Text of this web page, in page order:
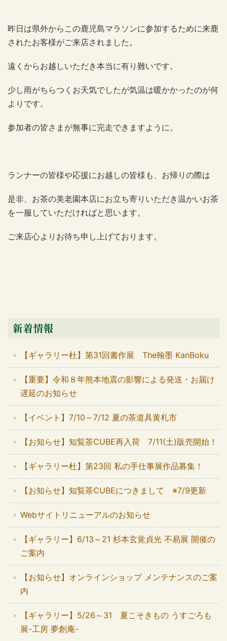
昨日は県外からこの鹿児島マラソンに参加するために来鹿
されたお客様がご来店されました。
遠くからお越しいただき本当に有り難いです。
少し雨がちらつくお天気でしたが気温は暖かかったのが何
よりです。
参加者の皆さまが無事に完走できますように。
ランナーの皆様や応援にお越しの皆様も、お帰りの際は
是非、お茶の美老園本店にお立ち寄りいただき温かいお茶
を一服していただければと思います。
ご来店心よりお待ち申し上げております。
新着情報
【ギャラリー杜】第31回書作展 The翰墨 KanBoku
【重要】令和８年熊本地震の影響による発送・お届け
遅延のお知らせ
【イベント】7/10～7/12 夏の茶道具黄札市
【お知らせ】知覧茶CUBE再入荷 7/11(土)販売開始！
【ギャラリー杜】第23回 私の手仕事展作品募集！
【お知らせ】知覧茶CUBEにつきまして ※7/9更新
Webサイトリニューアルのお知らせ
【ギャラリー】6/13～21 杉本玄覚貞光 不易展 開催の
ご案内
【お知らせ】オンラインショップ メンテナンスのご案
内
【ギャラリー】5/26～31 夏こそきもの うすごろも
展-工房 夢創庵-